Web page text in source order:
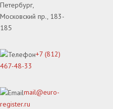
Петербург,
Московский пр., 183-
185
+7 (812)
467-48-33
mail@euro-
register.ru